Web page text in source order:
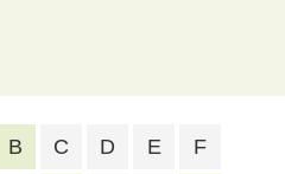
B C D E F